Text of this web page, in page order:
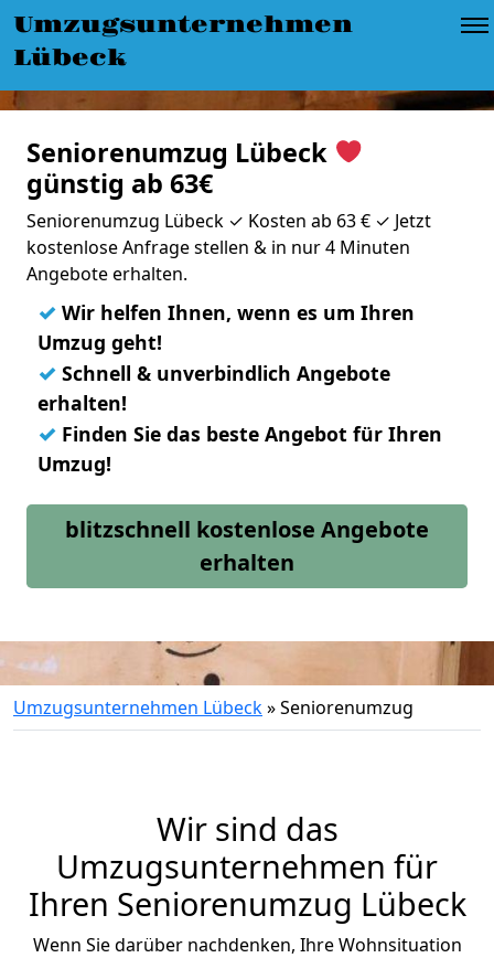
Umzugsunternehmen
Lübeck
Seniorenumzug Lübeck
günstig ab 63€
Seniorenumzug Lübeck ✓ Kosten ab 63 € ✓ Jetzt
kostenlose Anfrage stellen & in nur 4 Minuten
Angebote erhalten.
✓ Wir helfen Ihnen, wenn es um Ihren
Umzug geht!
✓ Schnell & unverbindlich Angebote
erhalten!
✓ Finden Sie das beste Angebot für Ihren
Umzug!
blitzschnell kostenlose Angebote
erhalten
Umzugsunternehmen Lübeck»Seniorenumzug
Wir sind das
Umzugsunternehmen für
Ihren Seniorenumzug Lübeck
Wenn Sie darüber nachdenken, Ihre Wohnsituation